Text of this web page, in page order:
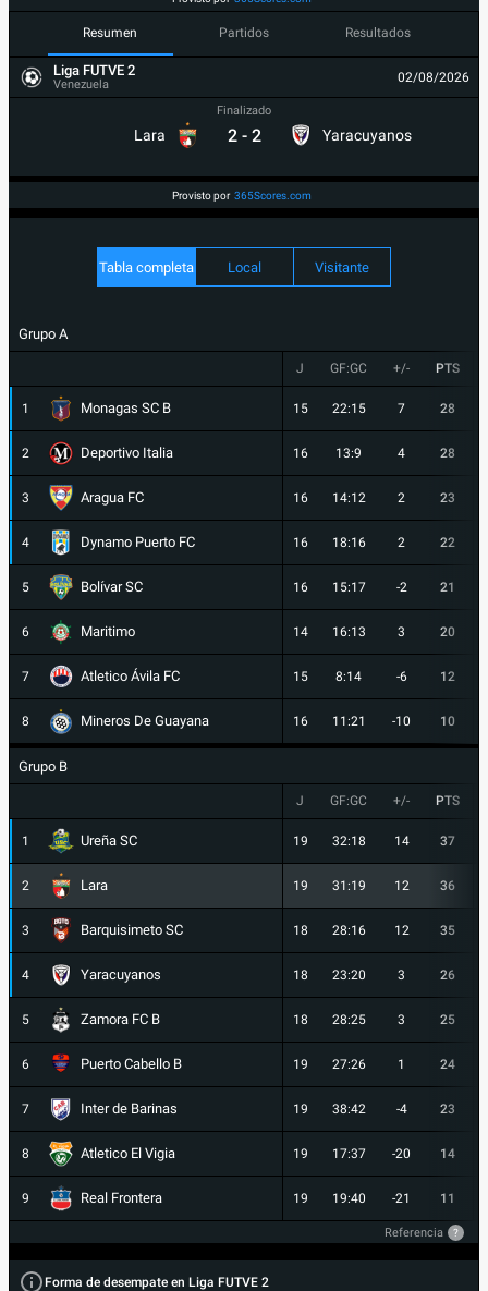
Resumen Partidos Resultados
Liga FUTVE 2
Venezuela 02/08/2026
Lara
Finalizado
2 - 2 Yaracuyanos
Provisto por 365Scores.com
Tabla completa Local Visitante
Grupo A
J GF:GC +/- PTS
1 Monagas SC B 15 22:15 7 28
2 Deportivo Italia 16 13:9 4 28
3 Aragua FC 16 14:12 2 23
4 Dynamo Puerto FC 16 18:16 2 22
5 Bolívar SC 16 15:17 -2 21
6 Maritimo 14 16:13 3 20
7 Atletico Ávila FC 15 8:14 -6 12
8 Mineros De Guayana 16 11:21 -10 10
Grupo B
J GF:GC +/- PTS
1 Ureña SC 19 32:18 14 37
2 Lara 19 31:19 12 36
3 Barquisimeto SC 18 28:16 12 35
4 Yaracuyanos 18 23:20 3 26
5 Zamora FC B 18 28:25 3 25
6 Puerto Cabello B 19 27:26 1 24
7 Inter de Barinas 19 38:42 -4 23
8 Atletico El Vigia 19 17:37 -20 14
9 Real Frontera 19 19:40 -21 11
Referencia ?
Forma de desempate en Liga FUTVE 2